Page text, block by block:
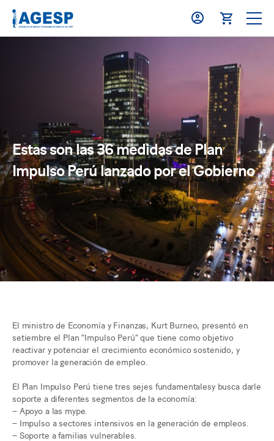
Estas son las 36 medidas de Plan
Impulso Perú lanzado por el Gobierno
El ministro de Economía y Finanzas, Kurt Burneo, presentó en
setiembre el Plan “Impulso Perú” que tiene como objetivo
reactivar y potenciar el crecimiento económico sostenido, y
promover la generación de empleo.
El Plan Impulso Perú tiene tres sejes fundamentalesy busca darle
soporte a diferentes segmentos de la economía:
– Apoyo a las mype.
– Impulso a sectores intensivos en la generación de empleos.
– Soporte a familias vulnerables.